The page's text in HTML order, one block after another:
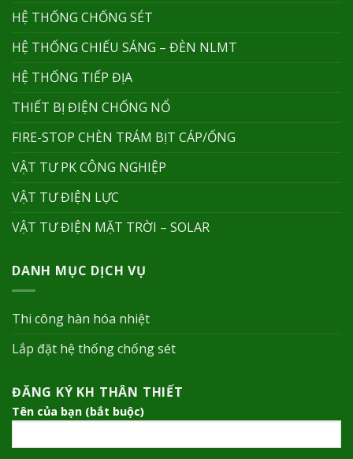
HỆ THỐNG CHỐNG SÉT
HỆ THỐNG CHIẾU SÁNG – ĐÈN NLMT
HỆ THỐNG TIẾP ĐỊA
THIẾT BỊ ĐIỆN CHỐNG NỔ
FIRE-STOP CHÈN TRÁM BỊT CÁP/ỐNG
VẬT TƯ PK CÔNG NGHIỆP
VẬT TƯ ĐIỆN LỰC
VẬT TƯ ĐIỆN MẶT TRỜI – SOLAR
DANH MỤC DỊCH VỤ
Thi công hàn hóa nhiệt
Lắp đặt hệ thống chống sét
ĐĂNG KÝ KH THÂN THIẾT
Tên của bạn (bắt buộc)